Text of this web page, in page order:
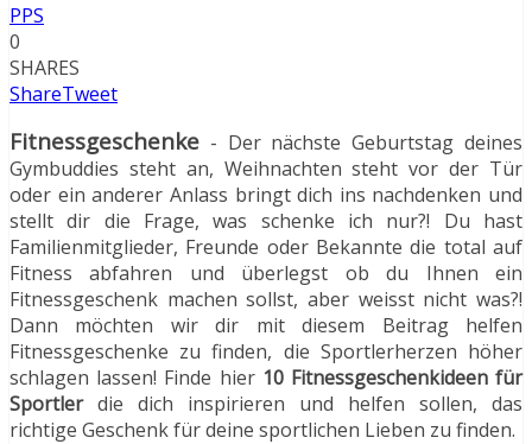
PPS
0
SHARES
ShareTweet
Fitnessgeschenke - Der nächste Geburtstag deines
Gymbuddies steht an, Weihnachten steht vor der Tür
oder ein anderer Anlass bringt dich ins nachdenken und
stellt dir die Frage, was schenke ich nur?! Du hast
Familienmitglieder, Freunde oder Bekannte die total auf
Fitness abfahren und überlegst ob du Ihnen ein
Fitnessgeschenk machen sollst, aber weisst nicht was?!
Dann möchten wir dir mit diesem Beitrag helfen
Fitnessgeschenke zu finden, die Sportlerherzen höher
schlagen lassen! Finde hier 10 Fitnessgeschenkideen für
Sportler die dich inspirieren und helfen sollen, das
richtige Geschenk für deine sportlichen Lieben zu finden.